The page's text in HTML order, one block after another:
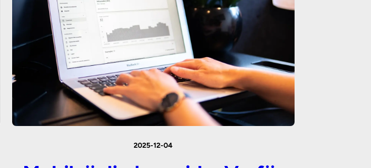
2025-12-04